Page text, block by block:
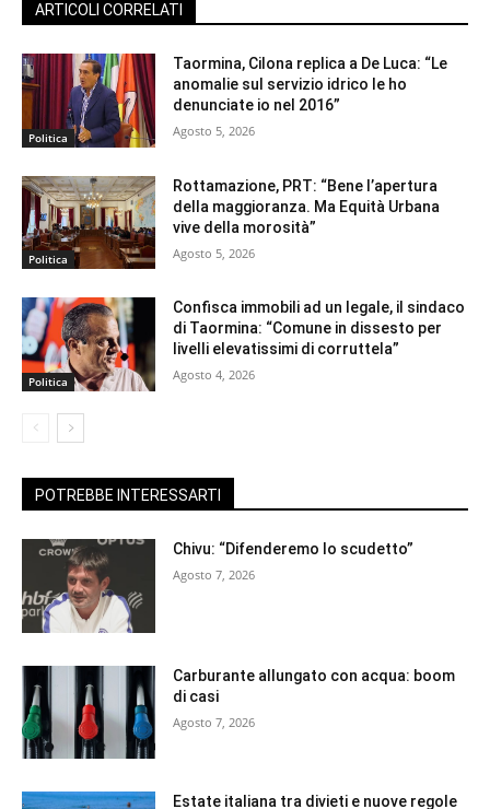
ARTICOLI CORRELATI
Politica
Taormina, Cilona replica a De Luca: “Le
anomalie sul servizio idrico le ho
denunciate io nel 2016”
Agosto 5, 2026
Politica
Rottamazione, PRT: “Bene l’apertura
della maggioranza. Ma Equità Urbana
vive della morosità”
Agosto 5, 2026
Politica
Confisca immobili ad un legale, il sindaco
di Taormina: “Comune in dissesto per
livelli elevatissimi di corruttela”
Agosto 4, 2026
POTREBBE INTERESSARTI
Chivu: “Difenderemo lo scudetto”
Agosto 7, 2026
Carburante allungato con acqua: boom
di casi
Agosto 7, 2026
Estate italiana tra divieti e nuove regole